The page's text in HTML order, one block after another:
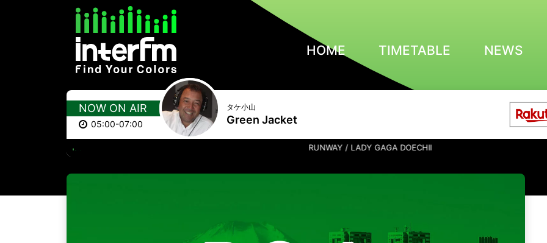
HOME TIMETABLE NEWS
NOW ON AIR
05:00-07:00
タケ小山
Green Jacket
RUNWAY / LADY GAGA DOECHII